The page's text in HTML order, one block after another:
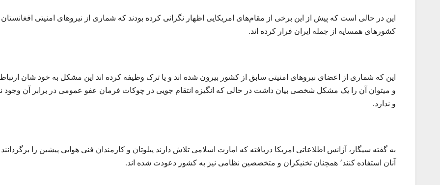
این در حالی است که پیش از این برخی از مقام‌های امریکایی اظهار نگرانی کرده بودند که شماری از نیروهای امنیتی افغانستان
کشورهای همسایه از جمله ایران فرار کرده اند.
این که شماری از اعضای نیروهای امنیتی سابق از کشور بیرون شده اند و یا ترک وظیفه کرده اند این مشکل به خود شان ارتباط
و میتوان آن را یک مشکل شخصی بیان داشت در حالی که انگیزه انتقام جویی در چوکات فرمان عفو عمومی در برابر آن وجود
و ندارد.
به گفته سیگار، آژانس اطلاعاتی امریکا دریافته که امارت اسلامی تلاش دارند پیلوتان و کارمندان فنی هوایی پیشین را برگردانند
آنان استفاده کنند٬ همچنان تخنیکران و متخصصین نظامی نیز به کشور دعودت شده اند.